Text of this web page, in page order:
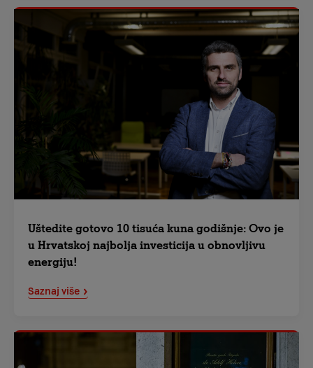
Uštedite gotovo 10 tisuća kuna godišnje: Ovo je
u Hrvatskoj najbolja investicija u obnovljivu
energiju!
Saznaj više